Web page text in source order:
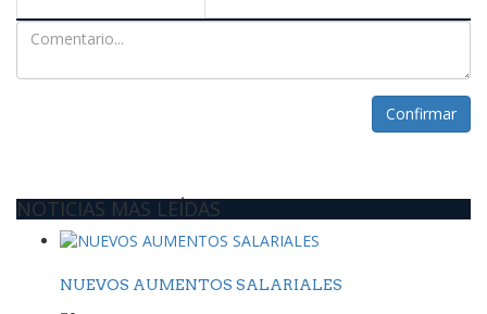
Confirmar
NOTICIAS MAS LEÍDAS
NUEVOS AUMENTOS SALARIALES